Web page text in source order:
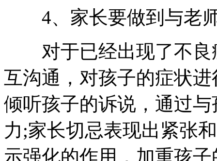
4、家长要做到与老
对于已经出现了不良
互沟通，对孩子的症状
倾听孩子的诉说，通过
力;家长切忌表现出紧张
示强化的作用，加重孩